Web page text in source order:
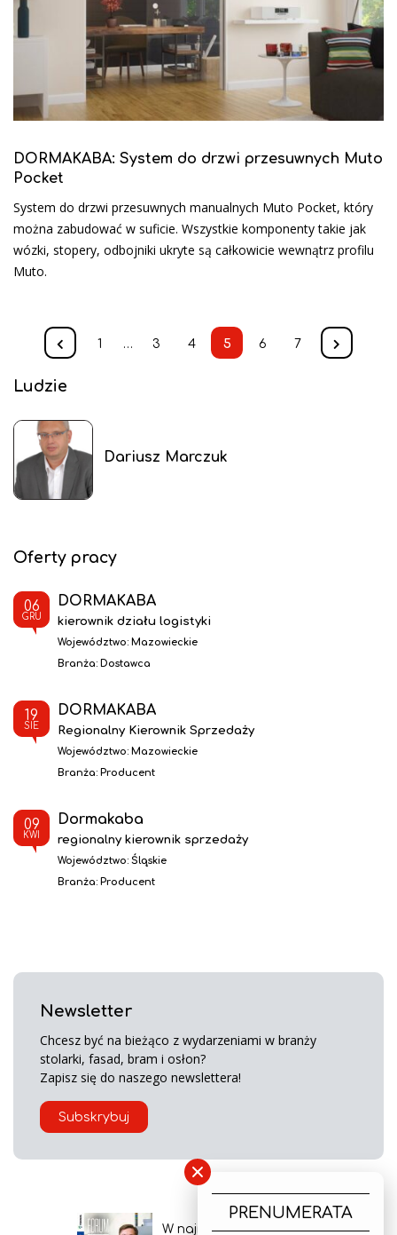
DORMAKABA: System do drzwi przesuwnych Muto
Pocket
System do drzwi przesuwnych manualnych Muto Pocket, który
można zabudować w suficie. Wszystkie komponenty takie jak
wózki, stopery, odbojniki ukryte są całkowicie wewnątrz profilu
Muto.
1 … 3 4 5 6 7
Ludzie
Dariusz Marczuk
Oferty pracy
06
GRU
DORMAKABA
kierownik działu logistyki
Województwo: Mazowieckie
Branża: Dostawca
19
SIE
DORMAKABA
Regionalny Kierownik Sprzedaży
Województwo: Mazowieckie
Branża: Producent
09
KWI
Dormakaba
regionalny kierownik sprzedaży
Województwo: Śląskie
Branża: Producent
Newsletter
Chcesz być na bieżąco z wydarzeniami w branży
stolarki, fasad, bram i osłon?
Zapisz się do naszego newslettera!
Subskrybuj
W najnowszym wydaniu
×
PRENUMERATA